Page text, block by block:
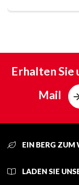
Erhalten Sie
Mail
EIN BERG ZUM
LADEN SIE